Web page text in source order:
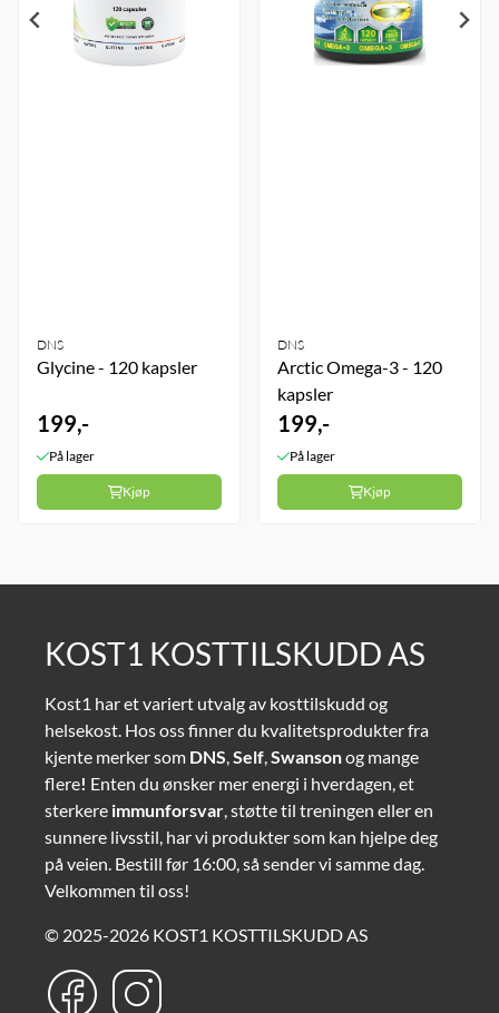
DNS
Glycine - 120 kapsler
199,-
På lager
Kjøp
DNS
Arctic Omega-3 - 120
kapsler
199,-
På lager
Kjøp
KOST1 KOSTTILSKUDD AS
Kost1 har et variert utvalg av kosttilskudd og
helsekost. Hos oss finner du kvalitetsprodukter fra
kjente merker som DNS Self Swansonog mange
flere! Enten du ønsker mer energi i hverdagen, et
sterkere immunforsvar , støtte til treningen eller en
sunnere livsstil, har vi produkter som kan hjelpe deg
på veien. Bestill før 16:00, så sender vi samme dag.
Velkommen til oss!
© 2025-2026 KOST1 KOSTTILSKUDD AS